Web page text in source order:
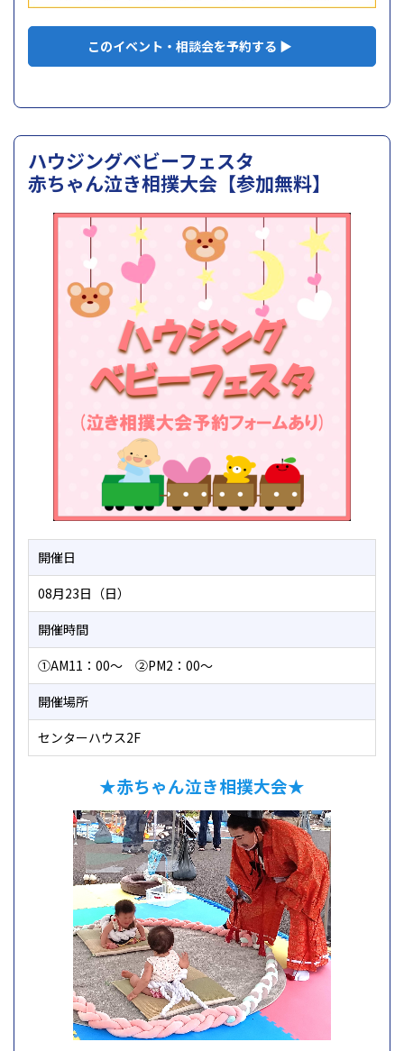
このイベント・相談会を予約する ▶
ハウジングベビーフェスタ
赤ちゃん泣き相撲大会【参加無料】
開催日
08月23日（日）
開催時間
①AM11：00～ ②PM2：00～
開催場所
センターハウス2F
★赤ちゃん泣き相撲大会★